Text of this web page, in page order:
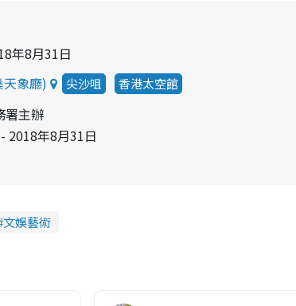
年8月31日
象廳) 尖沙咀 香港太空館
署主辦
2018年8月31日
文娛藝術